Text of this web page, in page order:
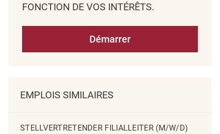
FONCTION DE VOS INTÉRÊTS.
Démarrer
EMPLOIS SIMILAIRES
STELLVERTRETENDER FILIALLEITER (M/W/D)